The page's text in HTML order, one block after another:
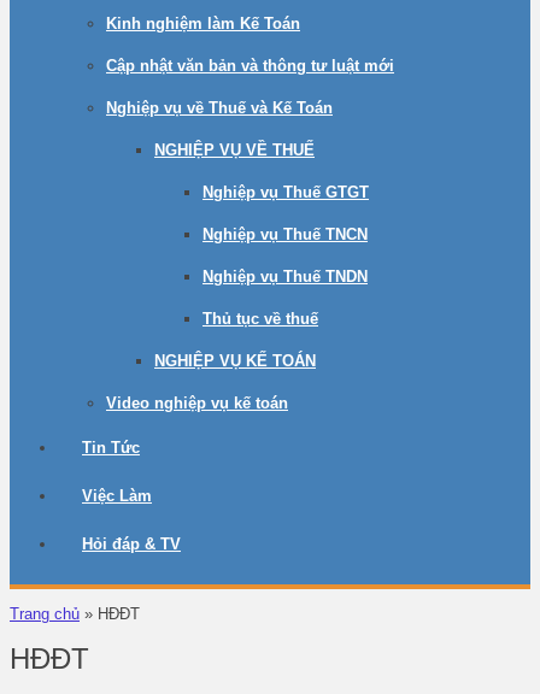
Kinh nghiệm làm Kế Toán
Cập nhật văn bản và thông tư luật mới
Nghiệp vụ về Thuế và Kế Toán
NGHIỆP VỤ VỀ THUẾ
Nghiệp vụ Thuế GTGT
Nghiệp vụ Thuế TNCN
Nghiệp vụ Thuế TNDN
Thủ tục về thuế
NGHIỆP VỤ KẾ TOÁN
Video nghiệp vụ kế toán
Tin Tức
Việc Làm
Hỏi đáp & TV
Trang chủ » HĐĐT
HĐĐT